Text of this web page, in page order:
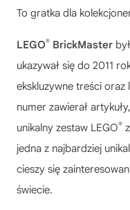
To gratka dla
LEGO® BrickMaster
ukazywał się do 2011
ekskluzywne treści oraz
numer zawierał
unikalny zestaw LEGO®
jedna z najbardziej
cieszy się
świecie.